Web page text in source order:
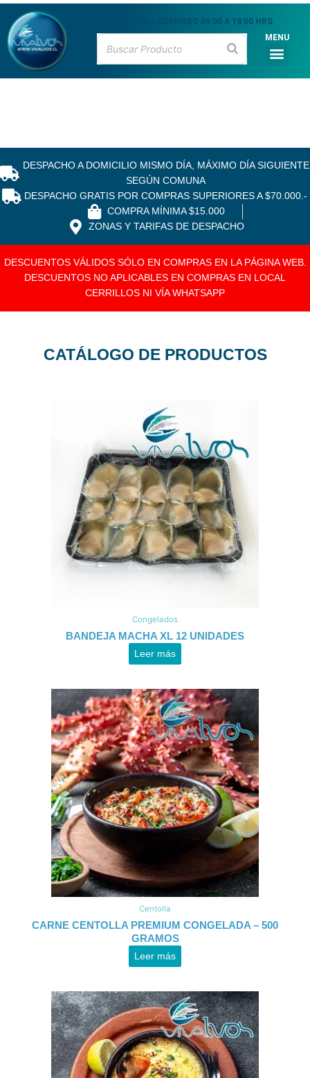
Ir
contenido
LUNES A DOMINGO 09:00 A 18:00 HRS.
MENU
DESPACHO A DOMICILIO MISMO DÍA, MÁXIMO DÍA SIGUIENTE
SEGÚN COMUNA
DESPACHO GRATIS POR COMPRAS SUPERIORES A $70.000.-
COMPRA MÍNIMA $15.000
ZONAS Y TARIFAS DE DESPACHO
DESCUENTOS VÁLIDOS SÓLO EN COMPRAS EN LA PÁGINA WEB.
DESCUENTOS NO APLICABLES EN COMPRAS EN LOCAL
CERRILLOS NI VÍA WHATSAPP
CATÁLOGO DE PRODUCTOS
Congelados
BANDEJA MACHA XL 12 UNIDADES
Leer más
Centolla
CARNE CENTOLLA PREMIUM CONGELADA – 500
GRAMOS
Leer más